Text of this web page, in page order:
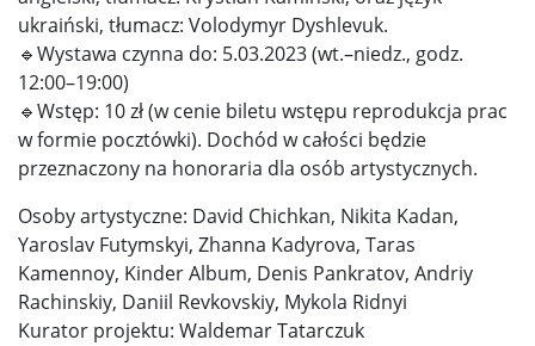
ukraiński, tłumacz: Volodymyr Dyshlevuk.
🔹Wystawa czynna do: 5.03.2023 (wt.–niedz., godz.
12:00–19:00)
🔹Wstęp: 10 zł (w cenie biletu wstępu reprodukcja prac
w formie pocztówki). Dochód w całości będzie
przeznaczony na honoraria dla osób artystycznych.
Osoby artystyczne: David Chichkan, Nikita Kadan,
Yaroslav Futymskyi, Zhanna Kadyrova, Taras
Kamennoy, Kinder Album, Denis Pankratov, Andriy
Rachinskiy, Daniil Revkovskiy, Mykola Ridnyi
Kurator projektu: Waldemar Tatarczuk